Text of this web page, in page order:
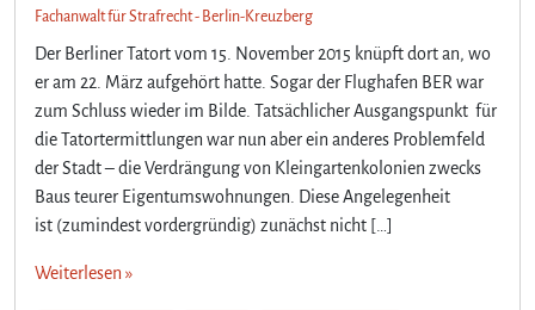
Fachanwalt für Strafrecht - Berlin-Kreuzberg
Der Berliner Tatort vom 15. November 2015 knüpft dort an, wo
er am 22. März aufgehört hatte. Sogar der Flughafen BER war
zum Schluss wieder im Bilde. Tatsächlicher Ausgangspunkt für
die Tatortermittlungen war nun aber ein anderes Problemfeld
der Stadt – die Verdrängung von Kleingartenkolonien zwecks
Baus teurer Eigentumswohnungen. Diese Angelegenheit
ist (zumindest vordergründig) zunächst nicht […]
Weiterlesen »